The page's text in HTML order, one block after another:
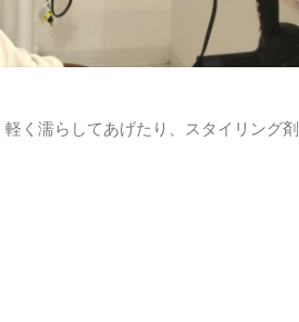
く濡らしてあげたり、スタイリング剤